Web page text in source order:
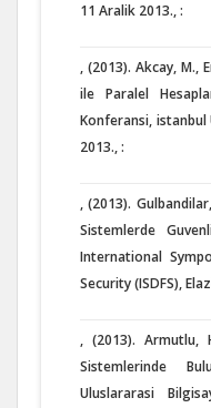
11 Aralik 2013., :
, (2013). Akcay, M.,
ile Paralel
Konferansi,
2013., :
, (2013).
Sistemlerde
International
Security (ISDFS),
, (2013). Armutlu,
Sistemlerinde
Uluslararasi